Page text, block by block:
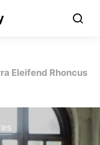
Eleifend Rhoncus